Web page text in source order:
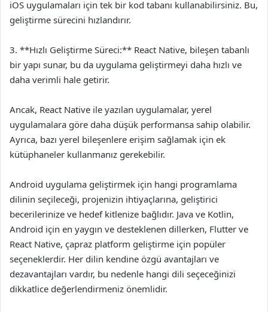
iOS uygulamaları için tek bir kod tabanı kullanabilirsiniz. Bu,
geliştirme sürecini hızlandırır.
3. **Hızlı Geliştirme Süreci:** React Native, bileşen tabanlı
bir yapı sunar, bu da uygulama geliştirmeyi daha hızlı ve
daha verimli hale getirir.
Ancak, React Native ile yazılan uygulamalar, yerel
uygulamalara göre daha düşük performansa sahip olabilir.
Ayrıca, bazı yerel bileşenlere erişim sağlamak için ek
kütüphaneler kullanmanız gerekebilir.
Android uygulama geliştirmek için hangi programlama
dilinin seçileceği, projenizin ihtiyaçlarına, geliştirici
becerilerinize ve hedef kitlenize bağlıdır. Java ve Kotlin,
Android için en yaygın ve desteklenen dillerken, Flutter ve
React Native, çapraz platform geliştirme için popüler
seçeneklerdir. Her dilin kendine özgü avantajları ve
dezavantajları vardır, bu nedenle hangi dili seçeceğinizi
dikkatlice değerlendirmeniz önemlidir.